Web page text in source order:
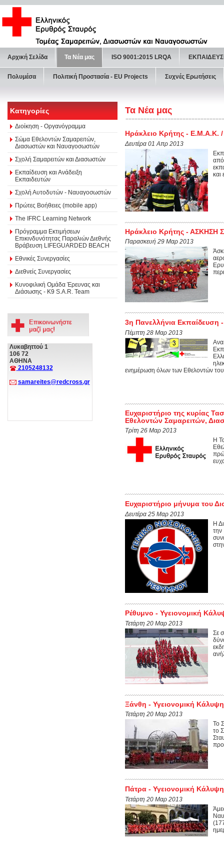
Αρχική Σελίδα Τα Νέα μας ISO 9001:2015 LRQA
Πολυμέσα Πολιτική Προστασία - ΕU Projects Συχνές Ερωτήσεις
Κατηγορίες
Διοίκηση - Οργανόγραμμα
Σώμα Εθελοντών Σαμαρειτών,
Διασωστών και Ναυαγοσωστών
Σχολή Σαμαρειτών και Διασωστών
Εκπαίδευση και Ανάδειξη
Εκπαιδευτών
Σχολή Αυτοδυτών - Ναυαγοσωστών
Πρώτες Βοήθειες (mobile app)
The IFRC Learning Network
Πρόγραμμα Εκτιμήσεων
Επικινδυνότητας Παραλιών Διεθνής
Βράβευση LIFEGUARDED BEACH
Εθνικές Συνεργασίες
Διεθνείς Συνεργασίες
Κυνοφιλική Ομάδα Έρευνας και
Διάσωσης - Κ9 S.A.R. Team
Λυκαβηττού 1
106 72
ΑΘΗΝΑ
2105248132
samareites@redcross.gr
Τα Νέα μας
Ηράκλειο Κρήτης - Ε.Μ.Α.Κ.
Δευτέρα 01 Απρ 2013
από
και
Ηράκλειο Κρήτης -
Παρασκευή 29 Μαρ 2013
3η Πανελλήνια Εκπαίδευση
Πέμπτη 28 Μαρ 2013
ενημέρωση όλων των Εθελοντών του
Ευχαριστήριο της κυρίας
Εθελοντών Σαμαρειτών,
Τρίτη 26 Μαρ 2013
Η
Ευχαριστήριο μήνυμα του
Δευτέρα 25 Μαρ 2013
Η
την
Ρέθυμνο - Υγειονομική
Τετάρτη 20 Μαρ 2013
Σε
Ξάνθη - Υγειονομική
Τετάρτη 20 Μαρ 2013
Το
το
Πάτρα - Υγειονομική
Τετάρτη 20 Μαρ 2013